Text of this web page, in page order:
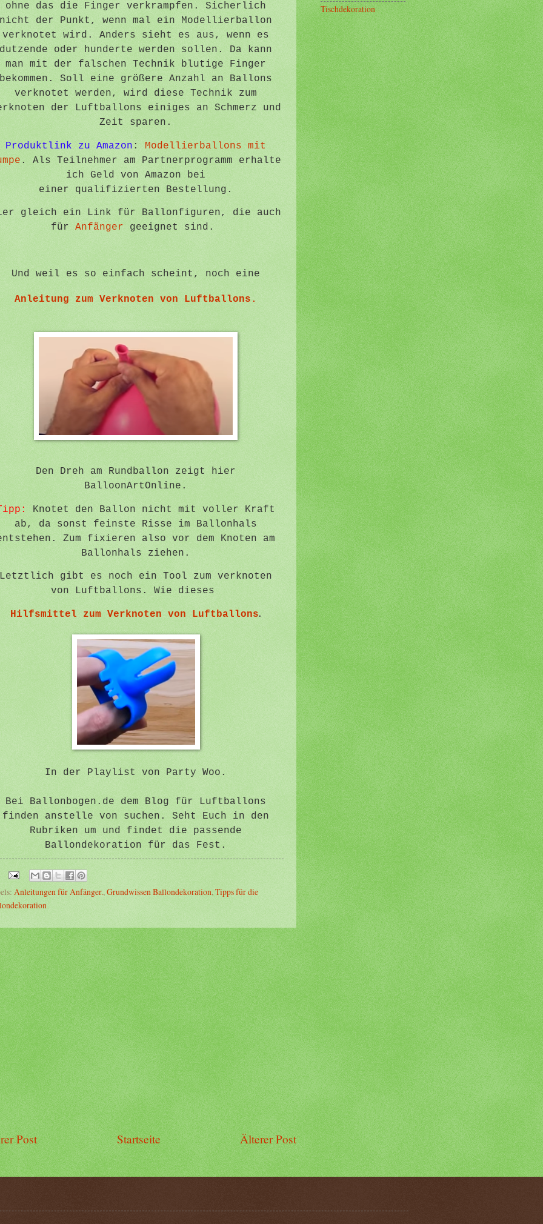
ohne das die Finger verkrampfen. Sicherlich
nicht der Punkt, wenn mal ein Modellierballon
verknotet wird. Anders sieht es aus, wenn es
dutzende oder hunderte werden sollen. Da kann
man mit der falschen Technik blutige Finger
bekommen. Soll eine größere Anzahl an Ballons
verknotet werden, wird diese Technik zum
der Luftballons einiges an Schmerz und
Zeit sparen.
Produktlink zu Amazon : Modellierballons mit
. Als Teilnehmer am Partnerprogramm erhalte
ich Geld von Amazon bei
einer qualifizierten Bestellung.
gleich ein Link für Ballonfiguren, die auch
für Anfänger geeignet sind.
Und weil es so einfach scheint, noch eine
Anleitung zum Verknoten von Luftballons.
Den Dreh am Rundballon zeigt hier
BalloonArtOnline.
Knotet den Ballon nicht mit voller Kraft
ab, da sonst feinste Risse im Ballonhals
Zum fixieren also vor dem Knoten am
Ballonhals ziehen.
Letztlich gibt es noch ein Tool zum verknoten
von Luftballons. Wie dieses
Hilfsmittel zum Verknoten von Luftballons.
In der Playlist von Party Woo.
Bei Ballonbogen.de dem Blog für Luftballons
finden anstelle von suchen. Seht Euch in den
Rubriken um und findet die passende
Ballondekoration für das Fest.
Anleitungen für Anfänger., Grundwissen Ballondekoration, Tipps für die
Post Älterer Post
Startseite
Tischdekoration